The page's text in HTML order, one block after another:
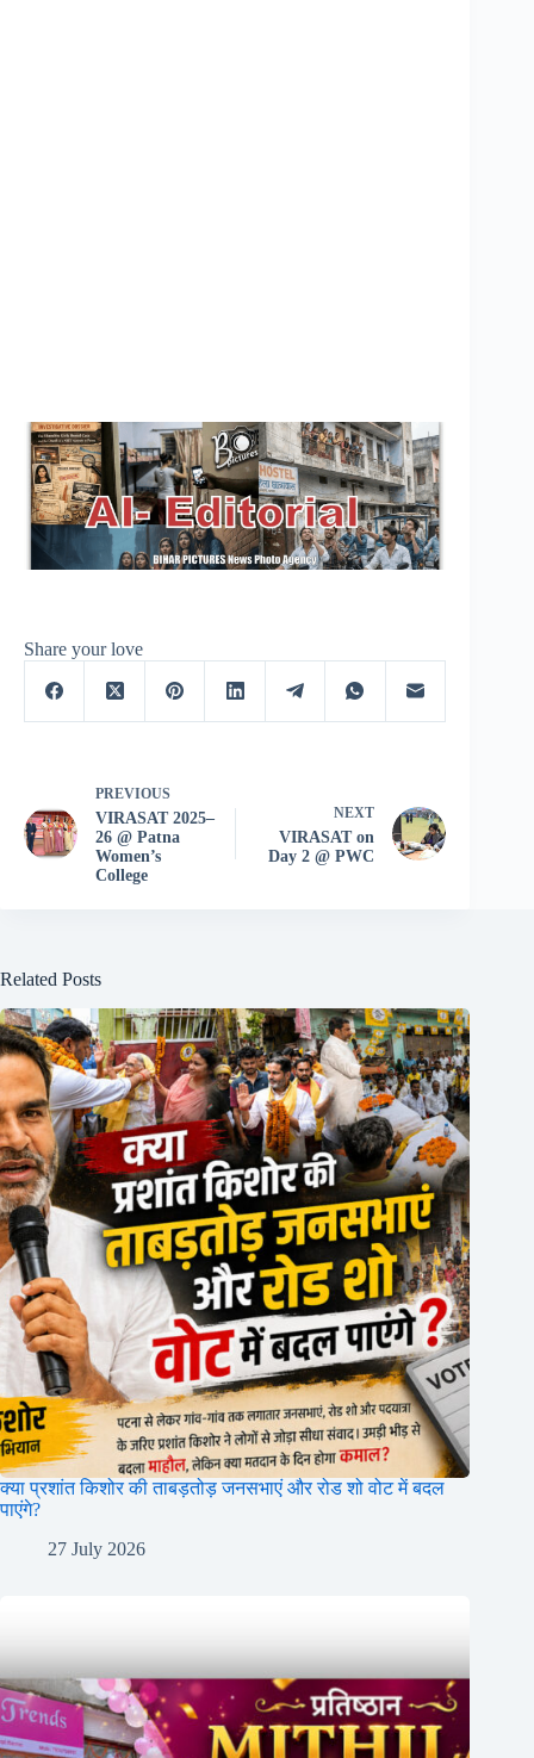
Share your love
PREVIOUS
VIRASAT 2025–
26 @ Patna
Women’s
College
NEXT
VIRASAT on
Day 2 @ PWC
Related Posts
क्या प्रशांत किशोर की ताबड़तोड़ जनसभाएं और रोड शो वोट में बदल
पाएंगे?
27 July 2026